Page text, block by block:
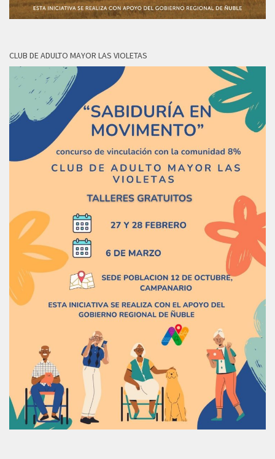
CLUB DE ADULTO MAYOR LAS VIOLETAS